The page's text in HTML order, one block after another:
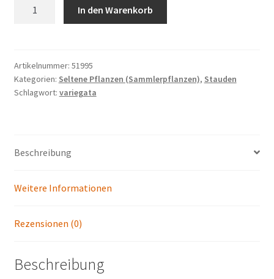
In den Warenkorb
Artikelnummer: 51995
Kategorien: Seltene Pflanzen (Sammlerpflanzen), Stauden
Schlagwort: variegata
Beschreibung
Weitere Informationen
Rezensionen (0)
Beschreibung